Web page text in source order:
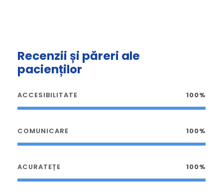
Recenzii și păreri ale
pacienților
ACCESIBILITATE 100%
COMUNICARE 100%
ACURATEȚE 100%